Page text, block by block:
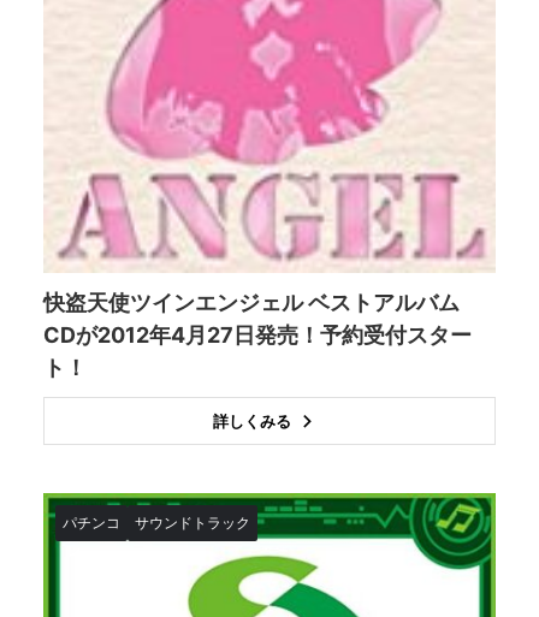
快盗天使ツインエンジェル ベストアルバム
CDが2012年4月27日発売！予約受付スター
ト！
詳しくみる
パチンコ サウンドトラック